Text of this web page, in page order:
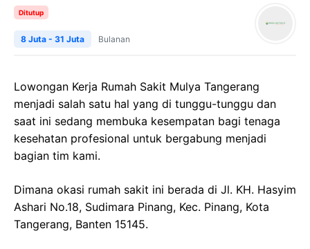
Ditutup
8 Juta - 31 Juta Bulanan
Lowongan Kerja Rumah Sakit Mulya Tangerang
menjadi salah satu hal yang di tunggu-tunggu dan
saat ini sedang membuka kesempatan bagi tenaga
kesehatan profesional untuk bergabung menjadi
bagian tim kami.
Dimana okasi rumah sakit ini berada di Jl. KH. Hasyim
Ashari No.18, Sudimara Pinang, Kec. Pinang, Kota
Tangerang, Banten 15145.